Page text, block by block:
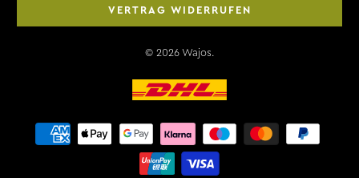
VERTRAG WIDERRUFEN
© 2026 Wajos.